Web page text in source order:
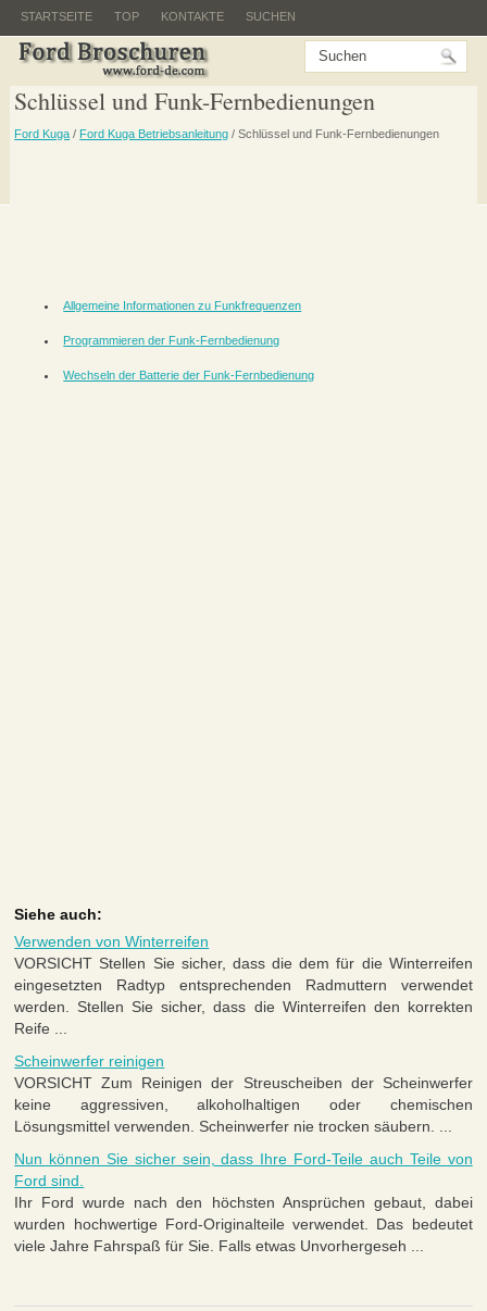
STARTSEITE TOP KONTAKTE SUCHEN
Schlüssel und Funk-Fernbedienungen
Ford Kuga / Ford Kuga Betriebsanleitung / Schlüssel und Funk-Fernbedienungen
Allgemeine Informationen zu Funkfrequenzen
Programmieren der Funk-Fernbedienung
Wechseln der Batterie der Funk-Fernbedienung
Siehe auch:
Verwenden von Winterreifen
VORSICHT Stellen Sie sicher, dass die dem für die Winterreifen
eingesetzten Radtyp entsprechenden Radmuttern verwendet
werden. Stellen Sie sicher, dass die Winterreifen den korrekten
Reife ...
Scheinwerfer reinigen
VORSICHT Zum Reinigen der Streuscheiben der Scheinwerfer
keine aggressiven, alkoholhaltigen oder chemischen
Lösungsmittel verwenden. Scheinwerfer nie trocken säubern. ...
Nun können Sie sicher sein, dass Ihre Ford-Teile auch Teile von
Ford sind.
Ihr Ford wurde nach den höchsten Ansprüchen gebaut, dabei
wurden hochwertige Ford-Originalteile verwendet. Das bedeutet
viele Jahre Fahrspaß für Sie. Falls etwas Unvorhergeseh ...